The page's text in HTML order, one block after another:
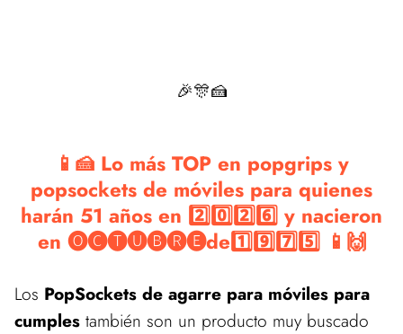
🎉🎊🍰
📱🍰 Lo más TOP en popgrips y
popsockets de móviles para quienes
harán 51 años en 2️⃣0️⃣2️⃣6️⃣ y nacieron
en 🅞🅒🅣🅤🅑🅡🅔de1️⃣9️⃣7️⃣5️⃣ 📱🙌
Los PopSockets de agarre para móviles para
cumples también son un producto muy buscado